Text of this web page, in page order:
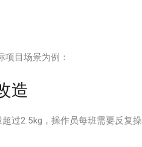
目场景为例：
造
过2.5kg，操作员每班需要反复